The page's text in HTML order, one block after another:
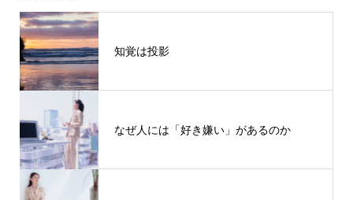
知覚は投影
なぜ人には「好き嫌い」があるのか